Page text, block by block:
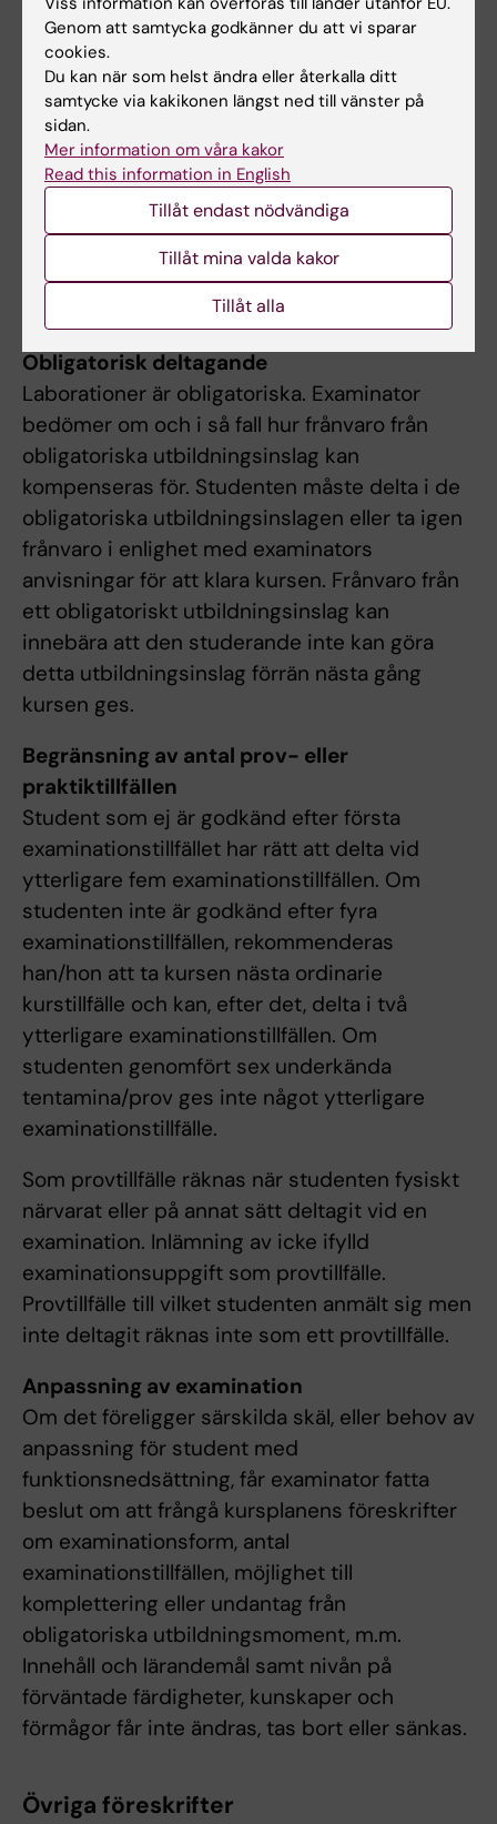
Moment 3. Integrering av kursens
ämnesområden (7 hp). Examinationen består
av skriftlig tentamen. Betygssätts U/G/VG.
För att klara kursen (betyget G eller högre),
krävs minst betyget godkänd (G) på alla
kursens moment. Betyg på hel kurs baseras
på betyget på momentet 3 (Integration av
kursens ämnesområden) samt eventuella
bonuspoäng från Projektarbete (moment 2).
Obligatorisk deltagande
Laborationer är obligatoriska. Examinator
bedömer om och i så fall hur frånvaro från
obligatoriska utbildningsinslag kan
kompenseras för. Studenten måste delta i de
obligatoriska utbildningsinslagen eller ta igen
frånvaro i enlighet med examinators
anvisningar för att klara kursen. Frånvaro från
ett obligatoriskt utbildningsinslag kan
innebära att den studerande inte kan göra
detta utbildningsinslag förrän nästa gång
kursen ges.
Begränsning av antal prov- eller
praktiktillfällen
Student som ej är godkänd efter första
examinationstillfället har rätt att delta vid
ytterligare fem examinationstillfällen. Om
studenten inte är godkänd efter fyra
examinationstillfällen, rekommenderas
han/hon att ta kursen nästa ordinarie
kurstillfälle och kan, efter det, delta i två
ytterligare examinationstillfällen. Om
studenten genomfört sex underkända
tentamina/prov ges inte något ytterligare
examinationstillfälle.
Som provtillfälle räknas när studenten fysiskt
närvarat eller på annat sätt deltagit vid en
examination. Inlämning av icke ifylld
examinationsuppgift som provtillfälle.
Provtillfälle till vilket studenten anmält sig men
inte deltagit räknas inte som ett provtillfälle.
Anpassning av examination
Om det föreligger särskilda skäl, eller behov av
anpassning för student med
funktionsnedsättning, får examinator fatta
beslut om att frångå kursplanens föreskrifter
om examinationsform, antal
examinationstillfällen, möjlighet till
komplettering eller undantag från
obligatoriska utbildningsmoment, m.m.
Innehåll och lärandemål samt nivån på
förväntade färdigheter, kunskaper och
förmågor får inte ändras, tas bort eller sänkas.
Övriga föreskrifter
Genom att samtycka godkänner du att vi sparar
cookies.
Du kan när som helst ändra eller återkalla ditt
samtycke via kakikonen längst ned till vänster på
sidan.
Mer information om våra kakor
Read this information in English
Tillåt endast nödvändiga
Tillåt mina valda kakor
Tillåt alla